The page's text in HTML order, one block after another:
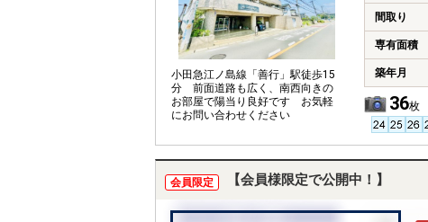
小田急江ノ島線「善行」駅徒歩15
分 前面道路も広く、南西向きの
お部屋で陽当り良好です お気軽
にお問い合わせください
間取り
専有面積
築年月
36枚
会員限定 【会員様限定で公開中！】